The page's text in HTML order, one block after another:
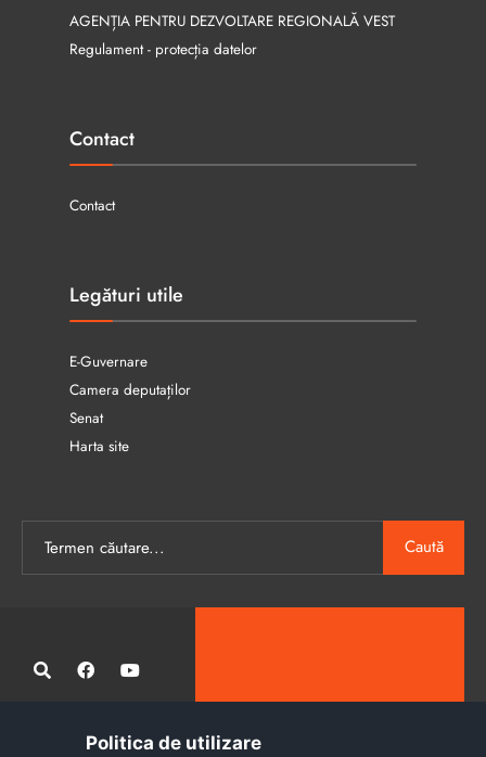
AGENȚIA PENTRU DEZVOLTARE REGIONALĂ VEST
Regulament - protecția datelor
Contact
Contact
Legături utile
E-Guvernare
Camera deputaților
Senat
Harta site
Caută
Politica de utilizare